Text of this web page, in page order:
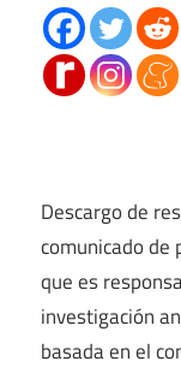
Descargo de
comunicado de
que es
investigación
basada en el